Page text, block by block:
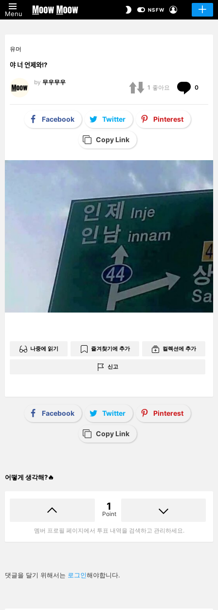
Menu
SWITCHNSFW
유머
야 너 언제와!?
by 무우무우
1 좋아요 0
Facebook Twitter Pinterest
Copy Link
나중에 읽기 즐겨찾기에 추가 컬렉션에 추가
신고
Facebook Twitter Pinterest
Copy Link
어떻게 생각해?🔥
1
Point
멤버 프로필 페이지에서 투표 내역을 검색하고 관리하세요.
답
글
댓글을 달기 위해서는 로그인해야합니다.